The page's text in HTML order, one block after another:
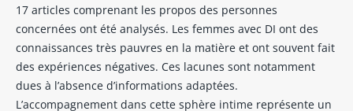
17 articles comprenant les propos des personnes
concernées ont été analysés. Les femmes avec DI ont des
connaissances très pauvres en la matière et ont souvent fait
des expériences négatives. Ces lacunes sont notamment
dues à l’absence d’informations adaptées.
L’accompagnement dans cette sphère intime représente un